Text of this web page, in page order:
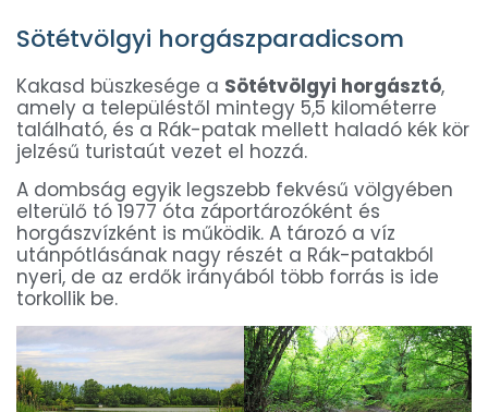
Sötétvölgyi horgászparadicsom
Kakasd büszkesége a Sötétvölgyi horgásztó,
amely a településtől mintegy 5,5 kilométerre
található, és a Rák-patak mellett haladó kék kör
jelzésű turistaút vezet el hozzá.
A dombság egyik legszebb fekvésű völgyében
elterülő tó 1977 óta záportározóként és
horgászvízként is működik. A tározó a víz
utánpótlásának nagy részét a Rák-patakból
nyeri, de az erdők irányából több forrás is ide
torkollik be.